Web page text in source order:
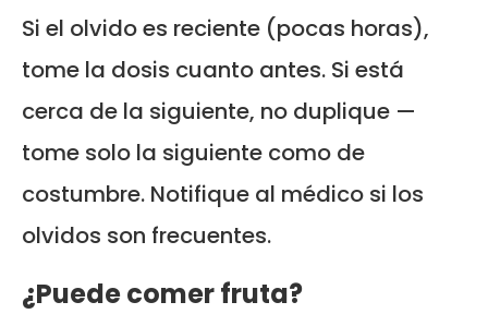
Si el olvido es reciente (pocas horas),
tome la dosis cuanto antes. Si está
cerca de la siguiente, no duplique —
tome solo la siguiente como de
costumbre. Notifique al médico si los
olvidos son frecuentes.
¿Puede comer fruta?